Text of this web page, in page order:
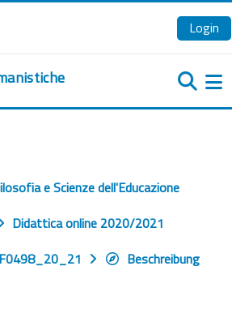
Login
e Scienze dell'Educazione
Didattica online 2020/2021
Beschreibung